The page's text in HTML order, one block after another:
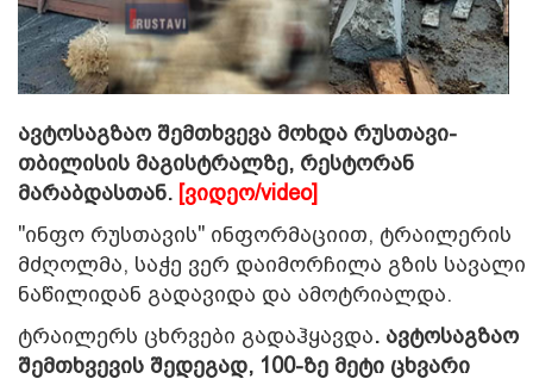
ავტოსაგზაო შემთხვევა მოხდა რუსთავი-
თბილისის მაგისტრალზე, რესტორან
მარაბდასთან. [ვიდეო/video]
"ინფო რუსთავის" ინფორმაციით, ტრაილერის
მძღოლმა, საჭე ვერ დაიმორჩილა გზის სავალი
ნაწილიდან გადავიდა და ამოტრიალდა.
ტრაილერს ცხრვები გადაჰყავდა. ავტოსაგზაო
შემთხვევის შედეგად, 100-ზე მეტი ცხვარი